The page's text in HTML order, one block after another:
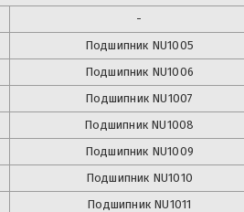
-
Подшипник NU1005
Подшипник NU1006
Подшипник NU1007
Подшипник NU1008
Подшипник NU1009
Подшипник NU1010
Подшипник NU1011